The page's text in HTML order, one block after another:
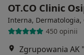
OT.CO Clinic
Interna,
450 opinii
Zgrupowania AK